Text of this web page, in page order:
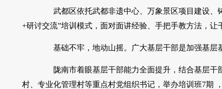
武都区依托武都非遗中心、万象景区项目建设、
+研讨交流”培训模式，面对面讲经验、手把手教方法，让
基础不牢，地动山摇。广大基层干部是加强基层
陇南市着眼基层干部能力全面提升，结合基层干
村、专业化管理村等重点村党组织书记，举办培训班7期